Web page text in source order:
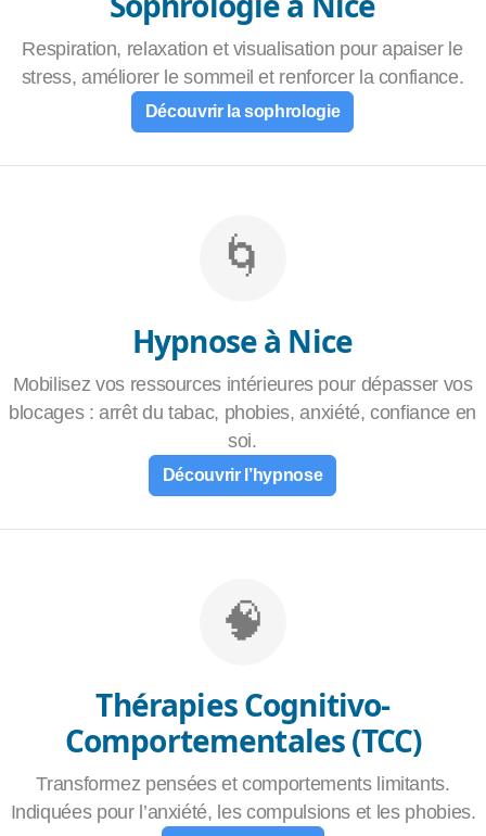
Respiration, relaxation et visualisation pour apaiser le
stress, améliorer le sommeil et renforcer la confiance.
Découvrir la sophrologie
🌀
Hypnose à Nice
Mobilisez vos ressources intérieures pour dépasser vos
blocages : arrêt du tabac, phobies, anxiété, confiance en
soi.
Découvrir l’hypnose
🧠
Thérapies Cognitivo-
Comportementales (TCC)
Transformez pensées et comportements limitants.
Indiquées pour l’anxiété, les compulsions et les phobies.